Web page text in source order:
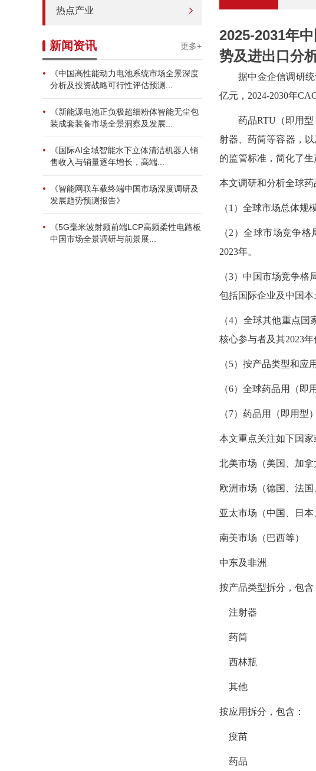
热点产业
新闻资讯 更多+
《中国高性能动力电池系统市场全景深度
分析及投资战略可行性评估预测...
《新能源电池正负极超细粉体智能无尘包
装成套装备市场全景洞察及发展...
《国际AI全域智能水下立体清洁机器人销
售收入与销量逐年增长，高端...
《智能网联车载终端中国市场深度调研及
发展趋势预测报告》
《5G毫米波射频前端LCP高频柔性电路板
中国市场全景调研与前景展...
2025-2031年
势及进出口分析
据中金企信调研统
亿元，2024-2030年
药品RTU（即用
射器、药筒等容器，
的监管标准，简化了生
本文调研和分析全球
（1）全球市场总体规
（2）全球市场竞争格
2023年。
（3）中国市场竞争格
包括国际企业及中国本
（4）全球其他重点国
核心参与者及其2023年
（5）按产品类型和应
（6）全球药品用（即
（7）药品用（即用型
本文重点关注如下国家
北美市场（美国、加拿
欧洲市场（德国、法
亚太市场（中国、日本
南美市场（巴西等）
中东及非洲
按产品类型拆分，包含
注射器
药筒
西林瓶
其他
按应用拆分，包含：
疫苗
药品